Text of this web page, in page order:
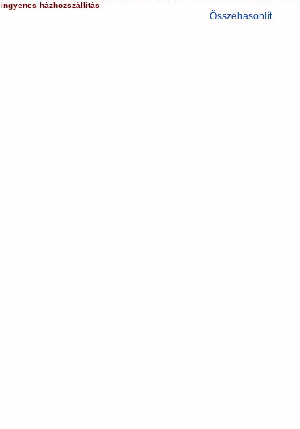
ingyenes házhozszállítás
Összehasonlít